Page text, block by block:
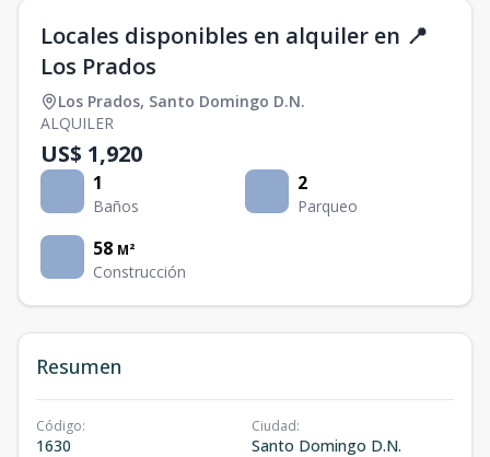
Locales disponibles en alquiler en 📍
Los Prados
Los Prados, Santo Domingo D.N.
ALQUILER
US$ 1,920
1
Baños
2
Parqueo
58 M²
Construcción
Resumen
Código:
1630
Ciudad:
Santo Domingo D.N.